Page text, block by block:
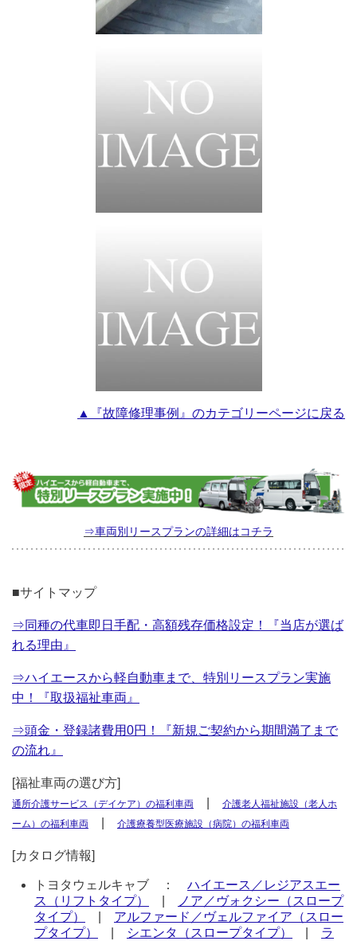
▲『故障修理事例』のカテゴリーページに戻る
⇒車両別リースプランの詳細はコチラ
■サイトマップ
⇒同種の代車即日手配・高額残存価格設定！『当店が選ば
れる理由』
⇒ハイエースから軽自動車まで、特別リースプラン実施
中！『取扱福祉車両』
⇒頭金・登録諸費用0円！『新規ご契約から期間満了まで
の流れ』
[福祉車両の選び方]
通所介護サービス（デイケア）の福利車両
介護老人福祉施設（老人ホ
ーム）の福利車両
介護療養型医療施設（病院）の福利車両
[カタログ情報]
トヨタウェルキャブ ： ハイエース／レジアスエー
ス（リフトタイプ）
ノア／ヴォクシー（スロープ
タイプ）
アルファード／ヴェルファイア（スロー
プタイプ）
シエンタ（スロープタイプ）
ラ